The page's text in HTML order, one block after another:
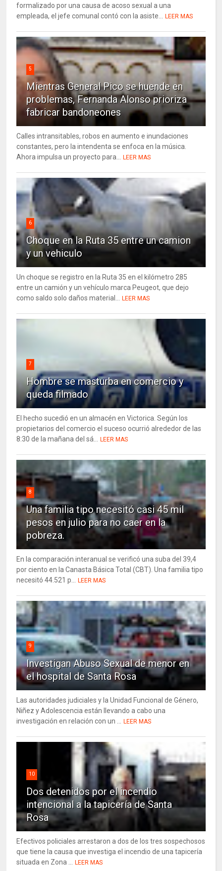
formalizado por una causa de acoso sexual a una
empleada, el jefe comunal contó con la asiste...
LEER MAS
5
Mientras General Pico se huende en
problemas, Fernanda Alonso prioriza
fabricar bandoneones
Calles intransitables, robos en aumento e inundaciones
constantes, pero la intendenta se enfoca en la música.
Ahora impulsa un proyecto para...
LEER MAS
6
Choque en la Ruta 35 entre un camion
y un vehiculo
Un choque se registro en la Ruta 35 en el kilómetro 285
entre un camión y un vehículo marca Peugeot, que dejo
como saldo solo daños material...
LEER MAS
7
Hombre se masturba en comercio y
queda filmado
El hecho sucedió en un almacén en Victorica. Según los
propietarios del comercio el suceso ocurrió alrededor de las
8:30 de la mañana del sá...
LEER MAS
8
Una familia tipo necesitó casi 45 mil
pesos en julio para no caer en la
pobreza.
En la comparación interanual se verificó una suba del 39,4
por ciento en la Canasta Básica Total (CBT). Una familia tipo
necesitó 44.521 p...
LEER MAS
9
Investigan Abuso Sexual de menor en
el hospital de Santa Rosa
Las autoridades judiciales y la Unidad Funcional de Género,
Niñez y Adolescencia están llevando a cabo una
investigación en relación con un ...
LEER MAS
10
Dos detenidos por el incendio
intencional a la tapicería de Santa
Rosa
Efectivos policiales arrestaron a dos de los tres sospechosos
que tiene la causa que investiga el incendio de una tapicería
situada en Zona ...
LEER MAS